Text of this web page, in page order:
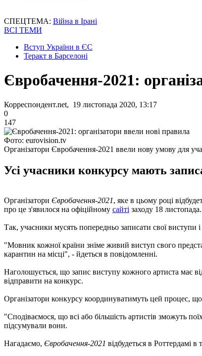
СПЕЦТЕМА: Війна в Ірані
ВСІ ТЕМИ
Вступ України в ЄС
Теракт в Барселоні
Євробачення-2021:
Корреспондент.net, 19 листопада 2020, 13:17
0
147
Фото: eurovision.tv
Організатори Євробачення-2021 ввели нову умову для
Усі учасники конкурсу мають
Організатори Євробачення-2021, яке в цьому році
про це з'явилося на офіційному сайті заходу 18 листопада.
Так, учасники мусять попередньо записати свої виступи
"Мовник кожної країни зніме живий виступ свого
карантин на місці", - йдеться в повідомленні.
Наголошується, що запис виступу кожного артиста має
відправити на конкурс.
Організатори конкурсу координуватимуть цей процес,
"Сподіваємося, що всі або більшість артистів зможуть
підсумували вони.
Нагадаємо, Євробачення-2021 відбудеться в Роттердамі в